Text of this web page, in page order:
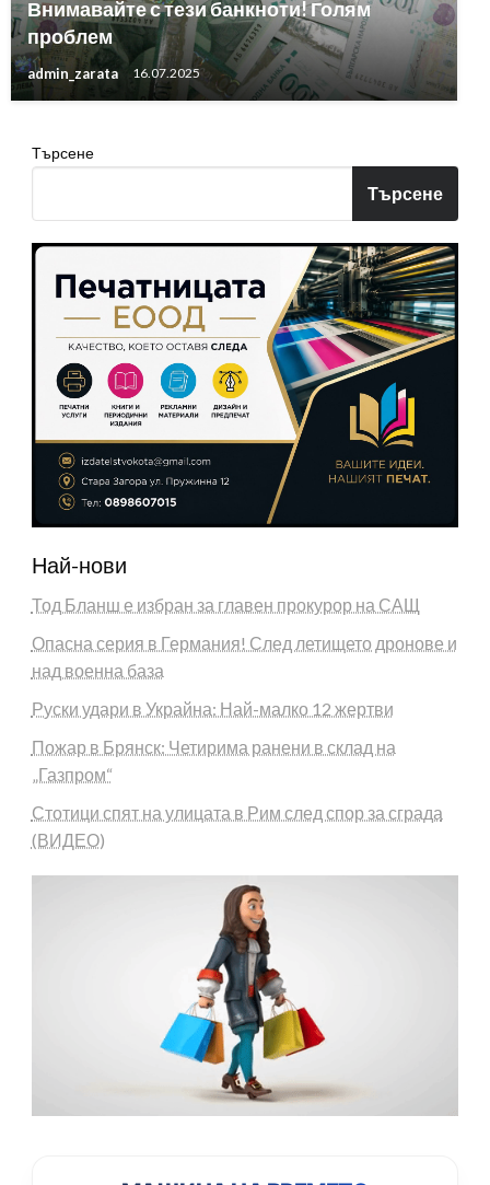
Внимавайте с тези банкноти! Голям
проблем
admin_zarata 16.07.2025
Търсене
Търсене
Най-нови
Тод Бланш е избран за главен прокурор на САЩ
Опасна серия в Германия! След летището дронове и
над военна база
Руски удари в Украйна: Най-малко 12 жертви
Пожар в Брянск: Четирима ранени в склад на
„Газпром“
Стотици спят на улицата в Рим след спор за сграда
(ВИДЕО)